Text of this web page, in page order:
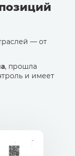
— от
, прошла
и имеет